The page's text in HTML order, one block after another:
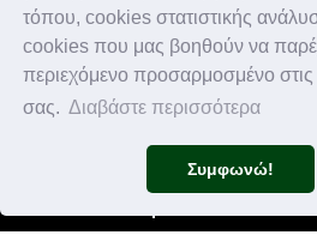
τόπου, cookies στατιστικής
cookies που μας βοηθούν να
περιεχόμενο προσαρμοσμένο στις
σας. Διαβάστε περισσότερα
Συμφωνώ!
GEHWOL
GEHWOL HEEL CUSHION G SMALL 2pcs